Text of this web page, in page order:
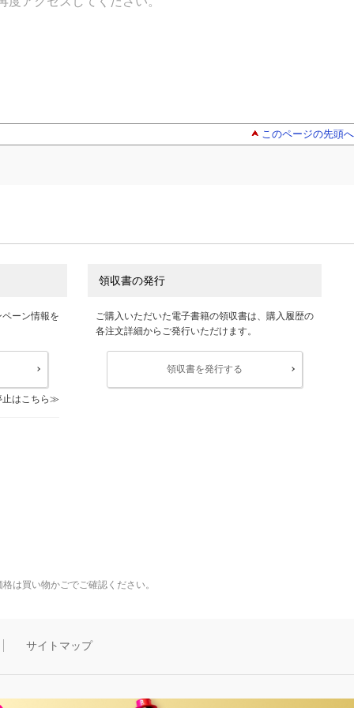
このページの先頭へ
ーン情報を
はこちら
領収書の発行
ご購入いただいた電子書籍の領収書は、購入履歴の
各注文詳細からご発行いただけます。
領収書を発行する
は買い物かごでご確認ください。
サイトマップ